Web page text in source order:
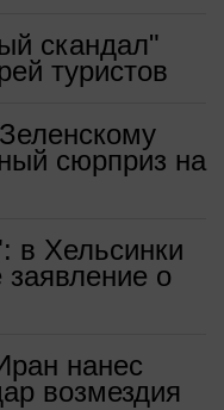
скандал"
туристов
сюрприз на
в Хельсинки
о
нанес
возмездия